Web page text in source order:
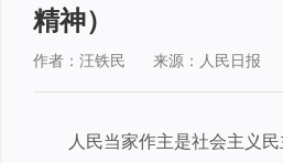
精神）
作者：汪铁民 来源：人民日报
人民当家作主是社会主义